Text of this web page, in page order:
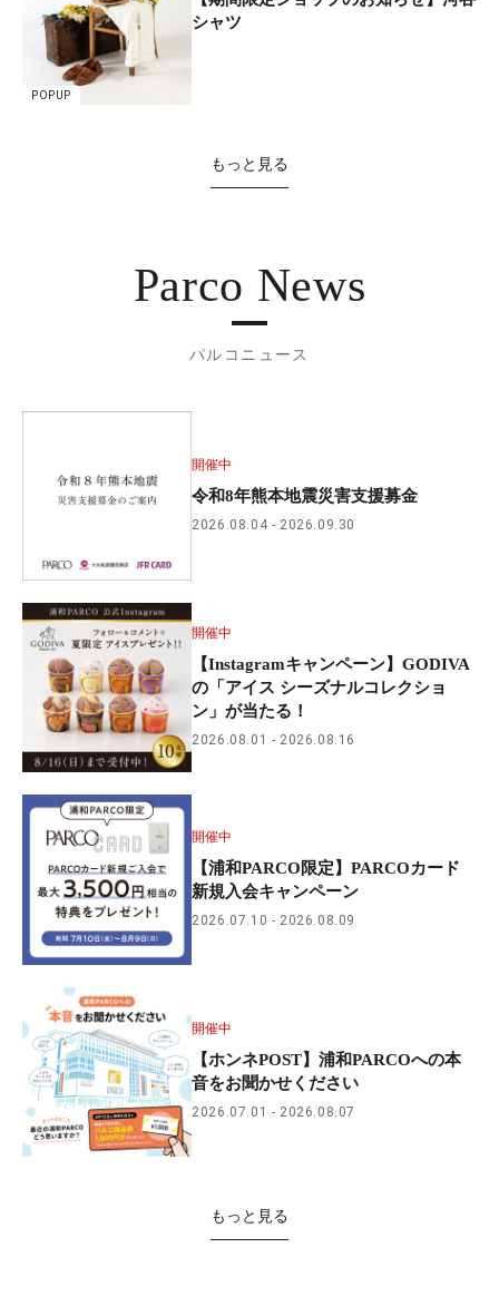
POPUP
シャツ
もっと見る
Parco News
パルコニュース
開催中
令和8年熊本地震災害支援募金
2026.08.04 2026.09.30
開催中
【Instagramキャンペーン】GODIVA
の「アイス シーズナルコレクショ
ン」が当たる！
2026.08.01 2026.08.16
開催中
【浦和PARCO限定】PARCOカード
新規入会キャンペーン
2026.07.10 2026.08.09
開催中
【ホンネPOST】浦和PARCOへの本
音をお聞かせください
2026.07.01 2026.08.07
もっと見る